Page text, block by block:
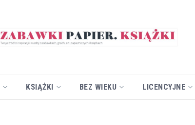
KSIĄŻKI BEZ WIEKU LICENCYJNE